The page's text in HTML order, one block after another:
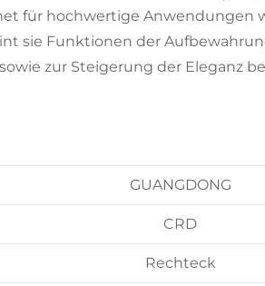
für hochwertige Anwendungen
sie Funktionen der
zur Steigerung der Eleganz
GUANGDONG
CRD
Rechteck